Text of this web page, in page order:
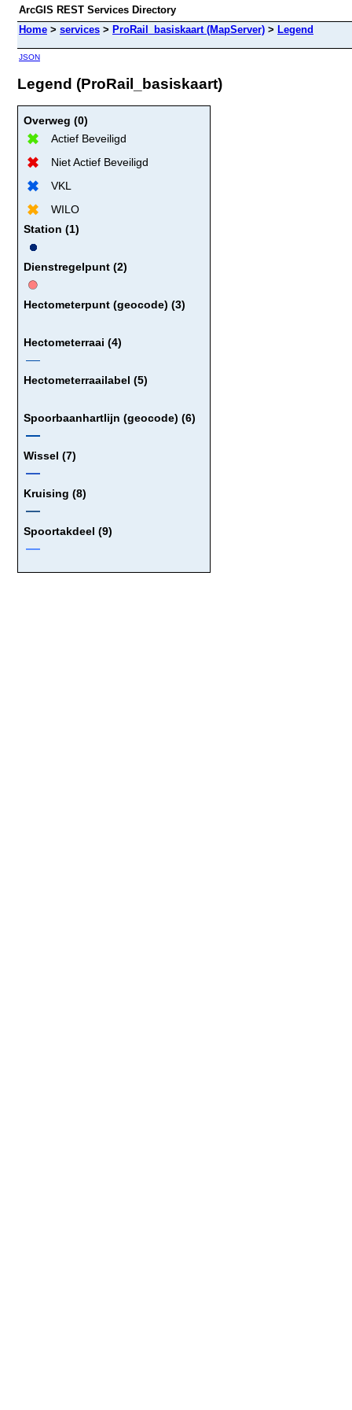
ArcGIS REST Services Directory
Home > services > ProRail_basiskaart (MapServer) > Legend
JSON
Legend (ProRail_basiskaart)
Overweg (0)
Actief Beveiligd
Niet Actief Beveiligd
VKL
WILO
Station (1)
Dienstregelpunt (2)
Hectometerpunt (geocode) (3)
Hectometerraai (4)
Hectometerraailabel (5)
Spoorbaanhartlijn (geocode) (6)
Wissel (7)
Kruising (8)
Spoortakdeel (9)